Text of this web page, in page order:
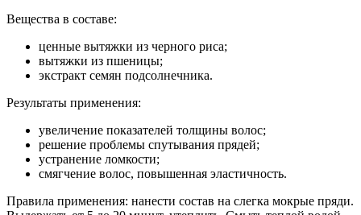
Вещества в составе:
ценные вытяжки из черного риса;
вытяжки из пшеницы;
экстракт семян подсолнечника.
Результаты применения:
увеличение показателей толщины волос;
решение проблемы спутывания прядей;
устранение ломкости;
смягчение волос, повышенная эластичность.
Правила применения: нанести состав на слегка мокрые пряди.